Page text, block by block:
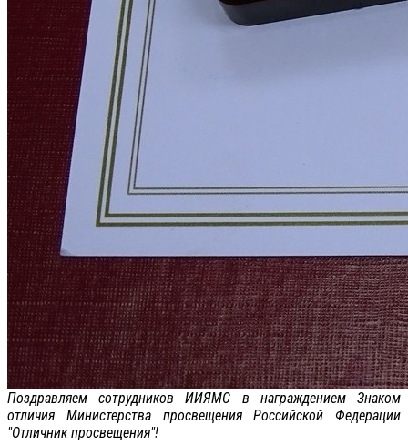
Поздравляем сотрудников ИИЯМС в награждением Знаком
отличия Министерства просвещения Российской Федерации
"Отличник просвещения"!